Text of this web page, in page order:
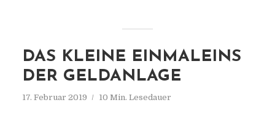
DAS KLEINE EINMALEINS
DER GELDANLAGE
17. Februar 2019 10 Min. Lesedauer